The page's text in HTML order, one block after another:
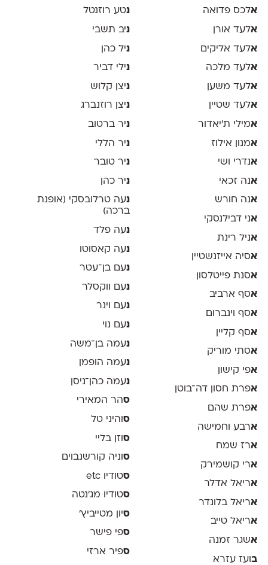
אלכס פדואה
אלעד אורן
אלעד אליקים
אלעד מלכה
אלעד משען
אלעד שטיין
אמילי ת׳יאדור
אמנון אילוז
אנדרי ושי
אנה זכאי
אנה חורש
אני דבילנסקי
אניל רינת
אסיה אייזנשטיין
אסנת פייטלסון
אסף ארביב
אסף וינברום
אסף קליין
אסתי מוריק
אפי קישון
אפרת חסון דה־בוטן
אפרת שהם
ארבע וחמישה
ארז שמח
ארי קושמירק
אריאל אדלר
אריאל בלונדר
אריאל טייב
אשגר זמנה
בועז עזרא
נטע רוזנטל
ניב תשבי
ניל כהן
נילי דביר
ניצן קלוש
ניצן רוזנברג
ניר ברטוב
ניר הללי
ניר טובר
ניר כהן
נעה טרלובסקי (אופנת
ברכה)
נעה פלד
נעה קאסוטו
נעם בן־עטר
נעם ווקסלר
נעם וינר
נעם נוי
נעמה בן־משה
נעמה הופמן
נעמה כהן־ניסן
סהר המאירי
ס והיני טל
סוזן בליי
ס וניה קורשנבוים
סטודיו etc
סטודיו מג'נטה
סיון מטייביץ׳
ספי פישר
ספיר ארזי